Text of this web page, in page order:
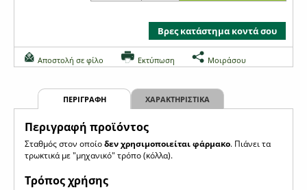
Βρες κατάστημα κοντά σου
Αποστολή σε φίλο Εκτύπωση Μοιράσου
ΠΕΡΙΓΡΑΦΗ ΧΑΡΑΚΤΗΡΙΣΤΙΚΑ
Περιγραφή προϊόντος
Σταθμός στον οποίοδεν χρησιμοποιείται φάρμακο. Πιάνει τα
τρωκτικά με "μηχανικό" τρόπο (κόλλα).
Τρόπος χρήσης